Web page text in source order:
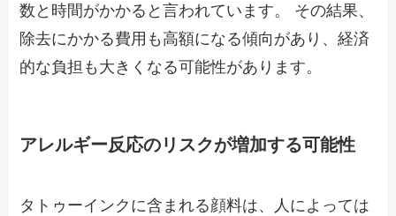
数と時間がかかると言われています。 その結果、
除去にかかる費用も高額になる傾向があり、経済
的な負担も大きくなる可能性があります。
アレルギー反応のリスクが増加する可能性
タトゥーインクに含まれる顔料は、人によっては